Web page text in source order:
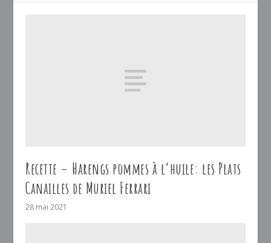
Recette – Harengs pommes à l’huile: les Plats
Canailles de Muriel Ferrari
28 mai 2021